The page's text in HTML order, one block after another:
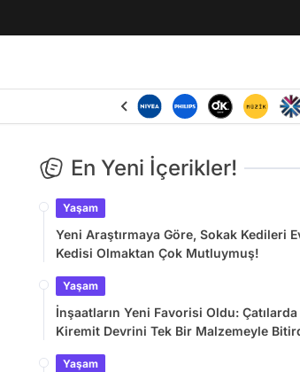
En Yeni İçerikler!
Yaşam
Yeni Araştırmaya Göre, Sokak Kedileri
Kedisi Olmaktan Çok Mutluymuş!
Yaşam
İnşaatların Yeni Favorisi Oldu: Çatılarda
Kiremit Devrini Tek Bir Malzemeyle
Yaşam